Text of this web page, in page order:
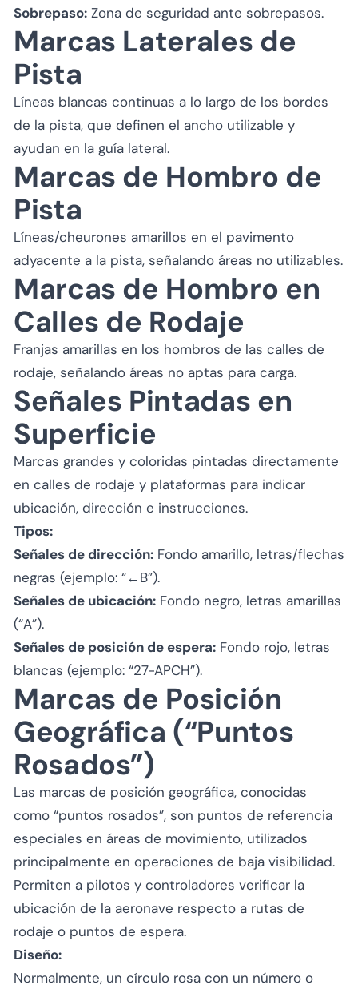
Sobrepaso: Zona de seguridad ante sobrepasos.
Marcas Laterales de
Pista
Líneas blancas continuas a lo largo de los bordes
de la pista, que definen el ancho utilizable y
ayudan en la guía lateral.
Marcas de Hombro de
Pista
Líneas/cheurones amarillos en el pavimento
adyacente a la pista, señalando áreas no utilizables.
Marcas de Hombro en
Calles de Rodaje
Franjas amarillas en los hombros de las calles de
rodaje, señalando áreas no aptas para carga.
Señales Pintadas en
Superficie
Marcas grandes y coloridas pintadas directamente
en calles de rodaje y plataformas para indicar
ubicación, dirección e instrucciones.
Tipos:
Señales de dirección: Fondo amarillo, letras/flechas
negras (ejemplo: “←B”).
Señales de ubicación: Fondo negro, letras amarillas
(“A”).
Señales de posición de espera: Fondo rojo, letras
blancas (ejemplo: “27-APCH”).
Marcas de Posición
Geográfica (“Puntos
Rosados”)
Las marcas de posición geográfica, conocidas
como “puntos rosados”, son puntos de referencia
especiales en áreas de movimiento, utilizados
principalmente en operaciones de baja visibilidad.
Permiten a pilotos y controladores verificar la
ubicación de la aeronave respecto a rutas de
rodaje o puntos de espera.
Diseño:
Normalmente, un círculo rosa con un número o